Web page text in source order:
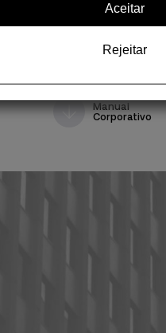
Especializadas,
um objetivo comum:
através de uma
Manual
Corporativo
Aceitar
Rejeitar